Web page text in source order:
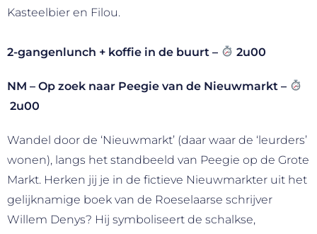
Kasteelbier en Filou.
2-gangenlunch + koffie in de buurt – 2u00
NM – Op zoek naar Peegie van de Nieuwmarkt –
2u00
Wandel door de ‘Nieuwmarkt’ (daar waar de ‘leurders’
wonen), langs het standbeeld van Peegie op de Grote
Markt. Herken jij je in de fictieve Nieuwmarkter uit het
gelijknamige boek van de Roeselaarse schrijver
Willem Denys? Hij symboliseert de schalkse,